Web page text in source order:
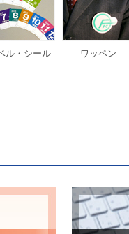
ル・シール ワッペン